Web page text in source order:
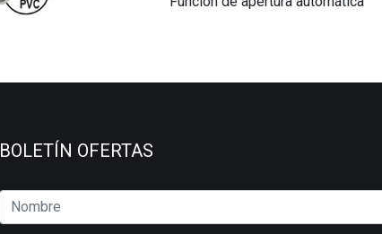
BOLETÍN OFERTAS